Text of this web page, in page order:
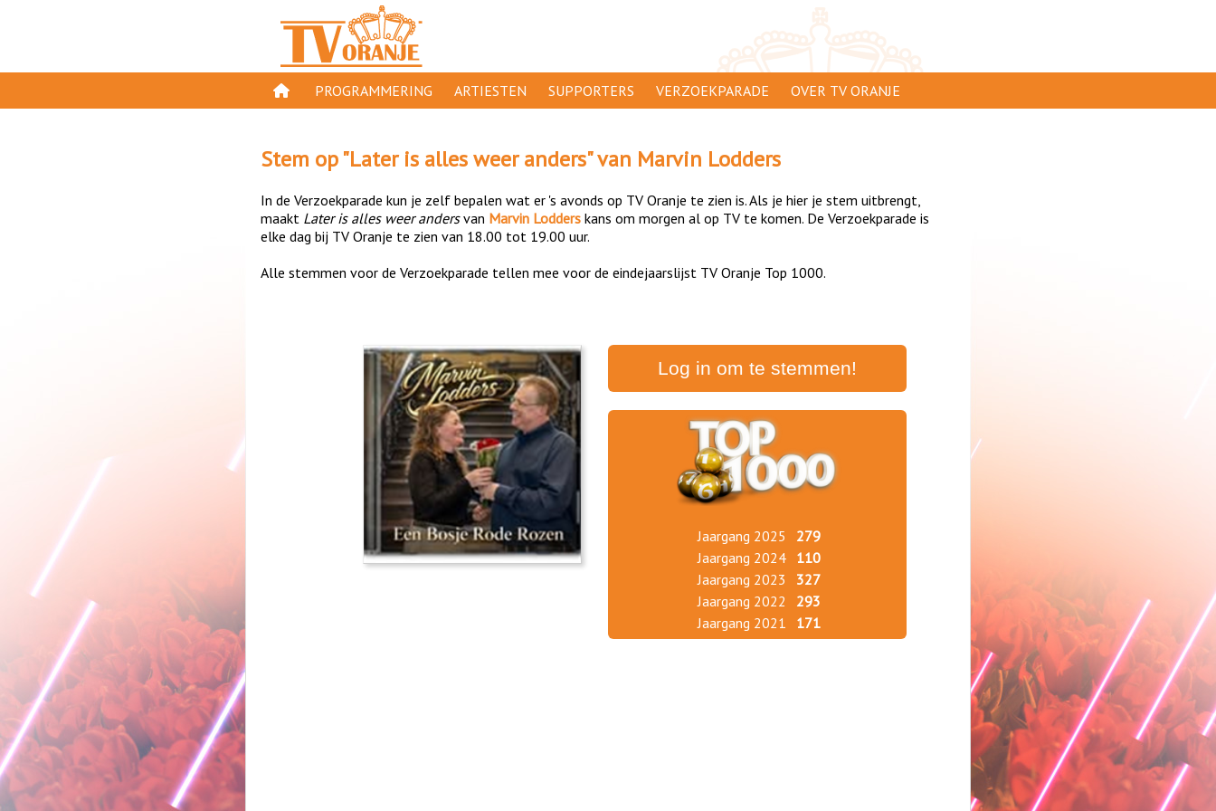
PROGRAMMERING
GESPEELD OP TV ORANJE
ORANJE KROON
TV ORANJE TOP 1000
11 VAN ORANJE
ARTIESTEN SUPPORTERS
AANMELDEN
VERZOEKPARADE OVER TV ORANJE
ADVERTEREN
PRIVACY
Stem op "Later is alles weer anders" van Marvin Lodders
In de Verzoekparade kun je zelf bepalen wat er 's avonds op TV Oranje te zien is. Als je hier je stem uitbrengt,
maakt Later is alles weer andersvan Marvin Lodders kans om morgen al op TV te komen. De Verzoekparade is
elke dag bij TV Oranje te zien van 18.00 tot 19.00 uur.
Alle stemmen voor de Verzoekparade tellen mee voor de eindejaarslijst TV Oranje Top 1000.
Log in om te stemmen!
Jaargang 2025
279
Jaargang 2024
110
Jaargang 2023
327
Jaargang 2022
293
Jaargang 2021
171